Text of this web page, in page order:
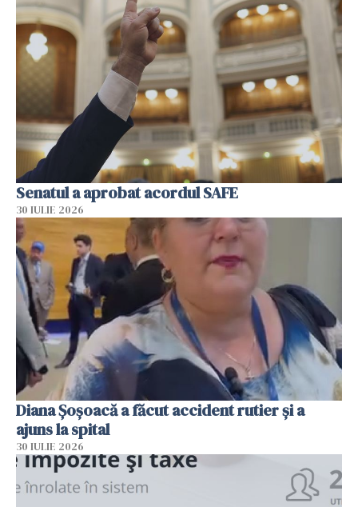
Senatul a aprobat acordul SAFE
30 IULIE 2026
Diana Șoșoacă a făcut accident rutier și a
ajuns la spital
30 IULIE 2026